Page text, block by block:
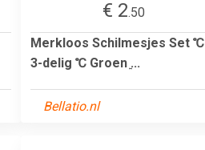
€ 2.50
Merkloos Schilmesjes Set ℃
3-delig ℃ Groen ͍...
Bellatio.nl